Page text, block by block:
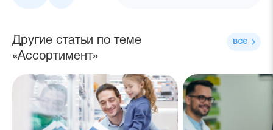
Другие статьи по теме
«Ассортимент»
все